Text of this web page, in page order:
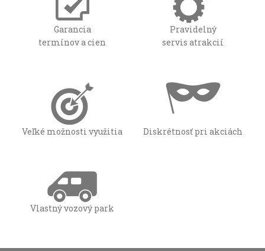
Garancia
termínov a cien
Pravidelný
servis atrakcií
Veľké možnosti využitia Diskrétnosť pri akciách
Vlastný vozový park